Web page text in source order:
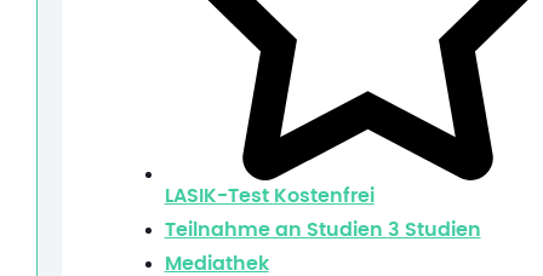
LASIK-Test Kostenfrei
Teilnahme an Studien 3 Studien
Mediathek